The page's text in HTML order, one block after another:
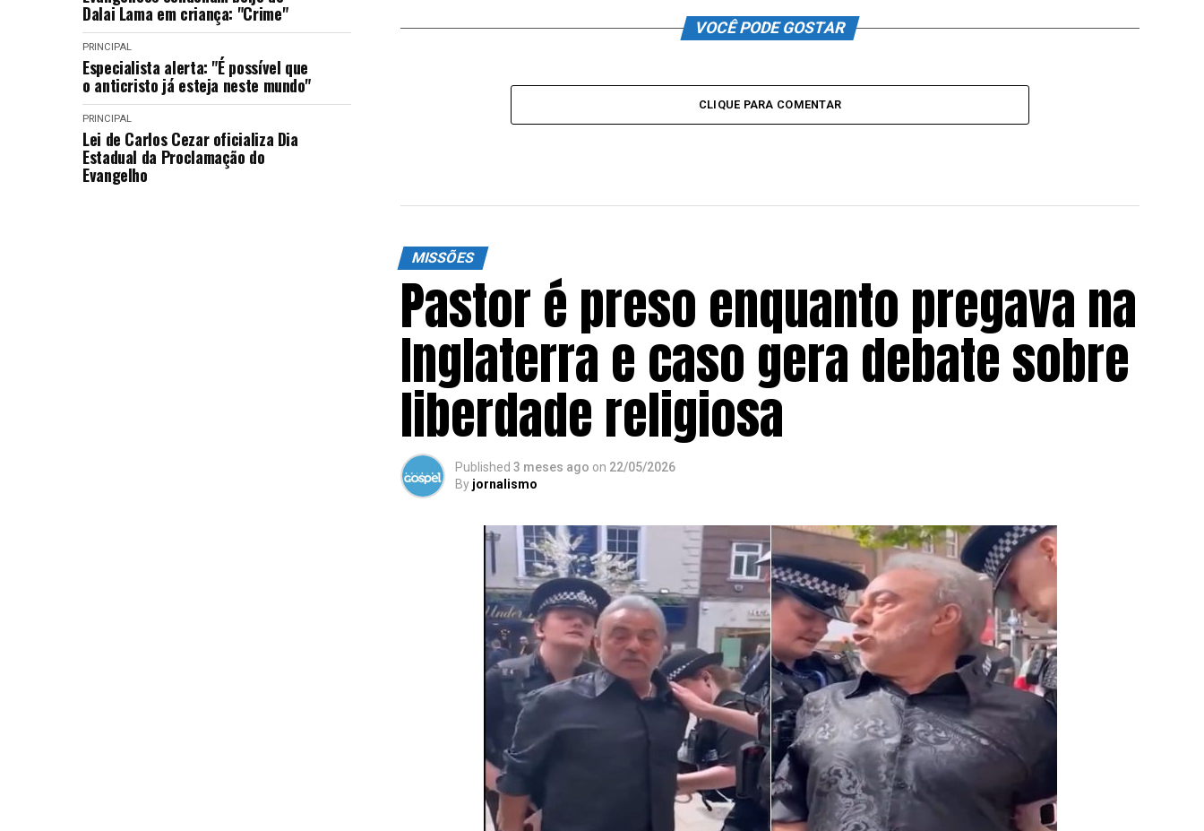
Dalai Lama em criança: "Crime"
PRINCIPAL
Especialista alerta: "É possível que
o anticristo já esteja neste mundo"
PRINCIPAL
Lei de Carlos Cezar oficializa Dia
Estadual da Proclamação do
Evangelho
VOCÊ PODE GOSTAR
CLIQUE PARA COMENTAR
MISSÕES
Pastor é preso enquanto pregava na
Inglaterra e caso gera debate sobre
liberdade religiosa
Published 3 meses ago on 22/05/2026
By jornalismo